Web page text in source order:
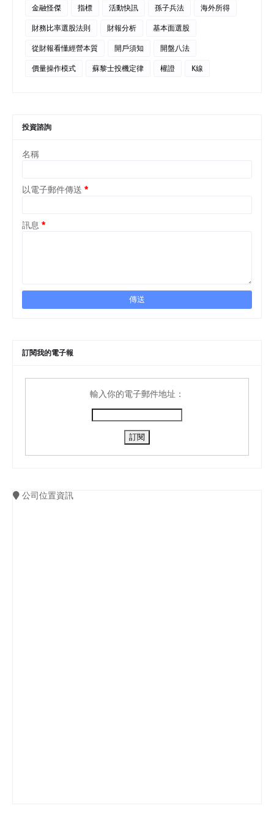
金融怪傑 指標 活動快訊 孫子兵法 海外所得
財務比率選股法則 財報分析 基本面選股
從財報看懂經營本質 開戶須知 開盤八法
價量操作模式 蘇黎士投機定律 權證 K線
投資諮詢
名稱
以電子郵件傳送 *
訊息 *
訂閱我的電子報
輸入你的電子郵件地址：
公司位置資訊